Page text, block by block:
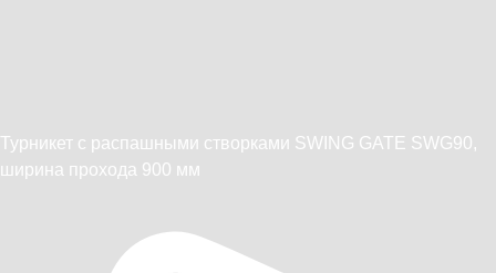
Турникет с распашными створками SWING GATE SWG90,
ширина прохода 900 мм